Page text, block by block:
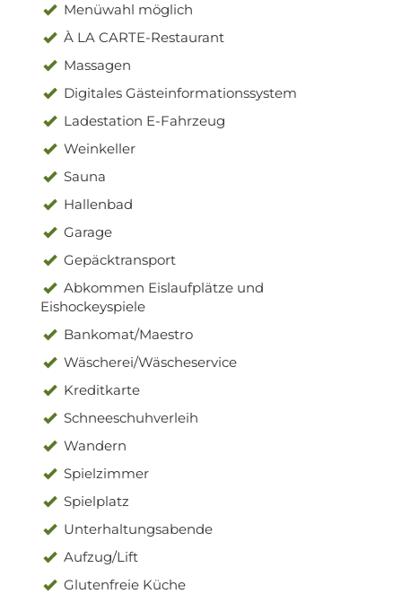
Menüwahl möglich
À LA CARTE-Restaurant
Massagen
Digitales Gästeinformationssystem
Ladestation E-Fahrzeug
Weinkeller
Sauna
Hallenbad
Garage
Gepäcktransport
Abkommen Eislaufplätze und
Eishockeyspiele
Bankomat/Maestro
Wäscherei/Wäscheservice
Kreditkarte
Schneeschuhverleih
Wandern
Spielzimmer
Spielplatz
Unterhaltungsabende
Aufzug/Lift
Glutenfreie Küche